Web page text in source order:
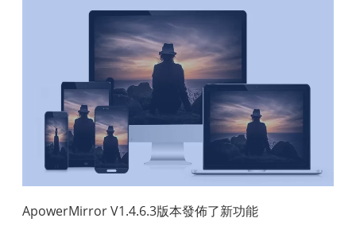
ApowerMirror V1.4.6.3版本發佈了新功能